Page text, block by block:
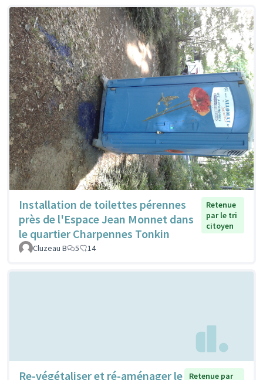
Installation de toilettes pérennes
près de l'Espace Jean Monnet dans
le quartier Charpennes Tonkin
Retenue
par le tri
citoyen
Cluzeau B 5 14
Re-végétaliser et ré-aménager le Retenue par